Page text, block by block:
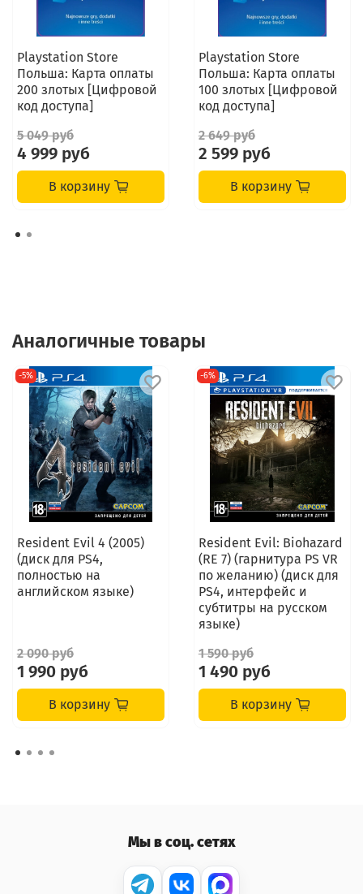
Playstation Store
Польша: Карта оплаты
200 злотых [Цифровой
код доступа]
5 049 руб
4 999 руб
В корзину
Playstation Store
Польша: Карта оплаты
100 злотых [Цифровой
код доступа]
2 649 руб
2 599 руб
В корзину
Аналогичные товары
-5%
Resident Evil 4 (2005)
(диск для PS4,
полностью на
английском языке)
2 090 руб
1 990 руб
В корзину
-6%
Resident Evil: Biohazard
(RE 7) (гарнитура PS VR
по желанию) (диск для
PS4, интерфейс и
субтитры на русском
языке)
1 590 руб
1 490 руб
В корзину
Мы в соц. сетях